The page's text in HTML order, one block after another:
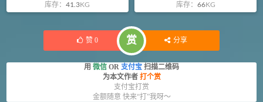
库存：41.3KG
库存： 66KG
赞 0 赏 分享
用 微信 OR 支付宝 扫描二维码
为本文作者 打个赏
支付宝打赏
金额随意 快来“打”我呀～